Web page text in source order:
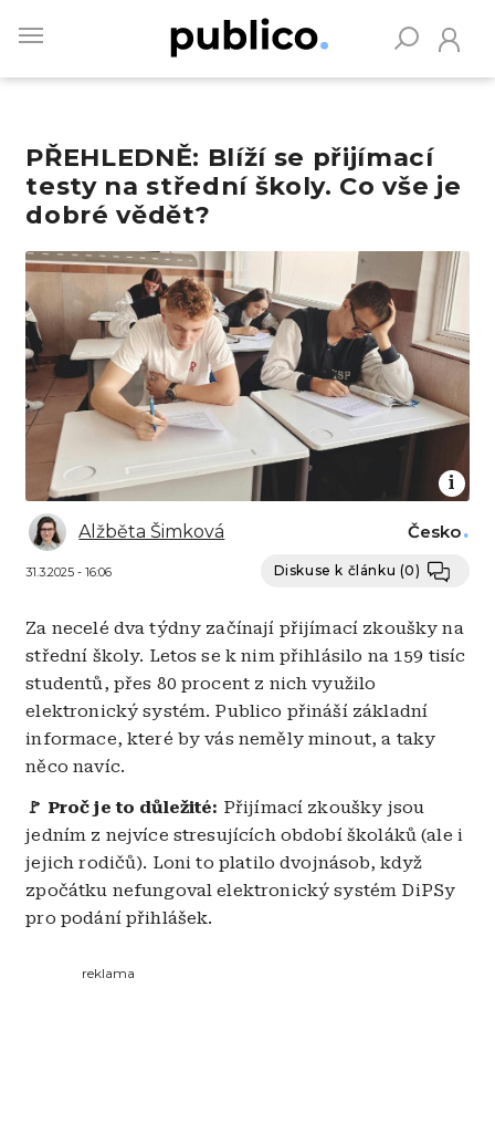
main
PŘEHLEDNĚ: Blíží se přijímací
testy na střední školy. Co vše je
dobré vědět?
Obrázek
Alžběta Šimková
31.3.2025 - 16:06
Česko
Diskuse k článku (0)
Za necelé dva týdny začínají přijímací zkoušky na
střední školy. Letos se k nim přihlásilo na 159 tisíc
studentů, přes 80 procent z nich využilo
elektronický systém. Publico přináší základní
informace, které by vás neměly minout, a taky
něco navíc.
🚩 Proč je to důležité: Přijímací zkoušky jsou
jedním z nejvíce stresujících období školáků (ale i
jejich rodičů). Loni to platilo dvojnásob, když
zpočátku nefungoval elektronický systém DiPSy
pro podání přihlášek.
reklama
Vyhledávejte na Publiku